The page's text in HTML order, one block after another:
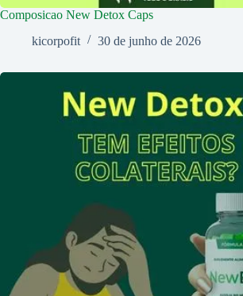
Composicao New Detox Caps
kicorpofit
30 de junho de 2026